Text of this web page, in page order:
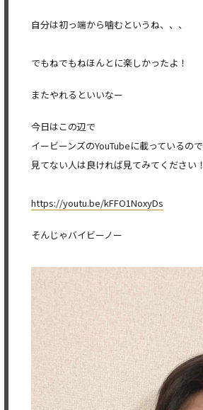
自分は初っ端から噛むというね、、、
でもねでもねほんとに楽しかったよ！
またやれるといいなー
今日はこの辺で
イービーンズのYouTubeに載っているので
見てない人は良ければ見てみてください！
https://youtu.be/kFFO1NoxyDs
そんじゃバイビーノー